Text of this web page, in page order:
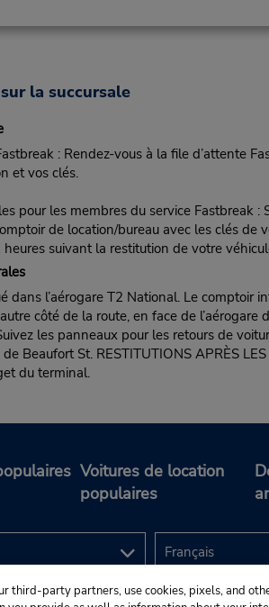
la succursale
: Rendez-vous à la file d’attente
et vos clés.
pour les membres du service Fastbreak
de location/bureau avec les clés
suivant la restitution de votre
dans l’aérogare T2 National. Le
côté de la route, en face de l’aérogare
les panneaux pour les retours de
Beaufort St. RESTITUTIONS APRÈS
du terminal.
Voitures de location
populaires
third-party partners, use cookies, pixels, and